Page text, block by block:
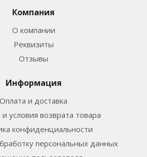
Компания
О компании
Реквизиты
Отзывы
Информация
Оплата и доставка
и условия возврата товара
конфиденциальности
персональных данных